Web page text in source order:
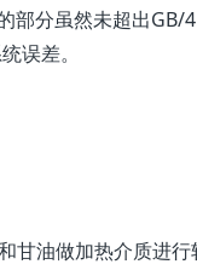
部分虽然未超出GB/
误差。
甘油做加热介质进行